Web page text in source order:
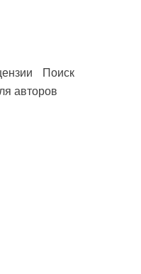
Поиск
авторов